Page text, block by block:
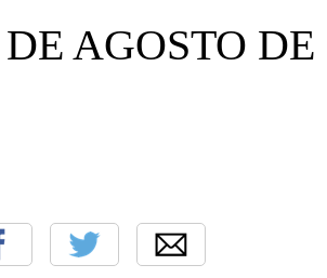
AGOSTO DE